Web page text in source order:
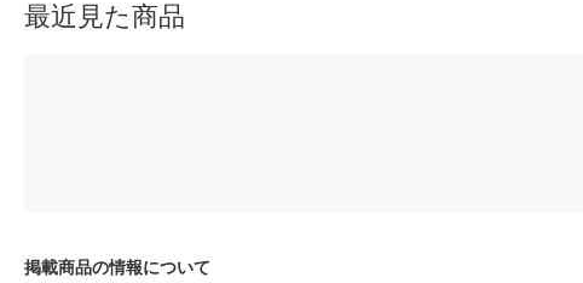
最近見た商品
掲載商品の情報について